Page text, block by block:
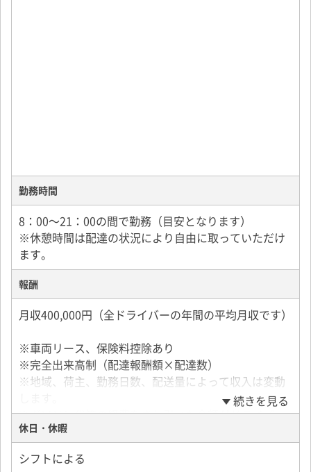
勤務時間
8：00～21：00の間で勤務（目安となります）
※休憩時間は配達の状況により自由に取っていただけ
ます。
報酬
月収400,000円（全ドライバーの年間の平均月収です）
※車両リース、保険料控除あり
※完全出来高制（配達報酬額×配達数）
※地域、荷主、勤務日数、配送量によって収入は変動
※ガソリン代等の経費をさし引いた金額がドライバー
の収入となります。登録料や加盟金、契約金は一切か
かりません。
続きを見る
休日・休暇
シフトによる